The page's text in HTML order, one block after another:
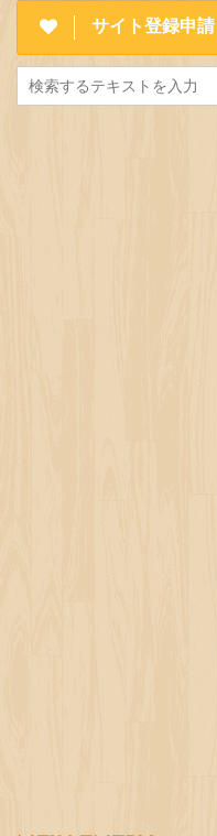
サイト登録申請